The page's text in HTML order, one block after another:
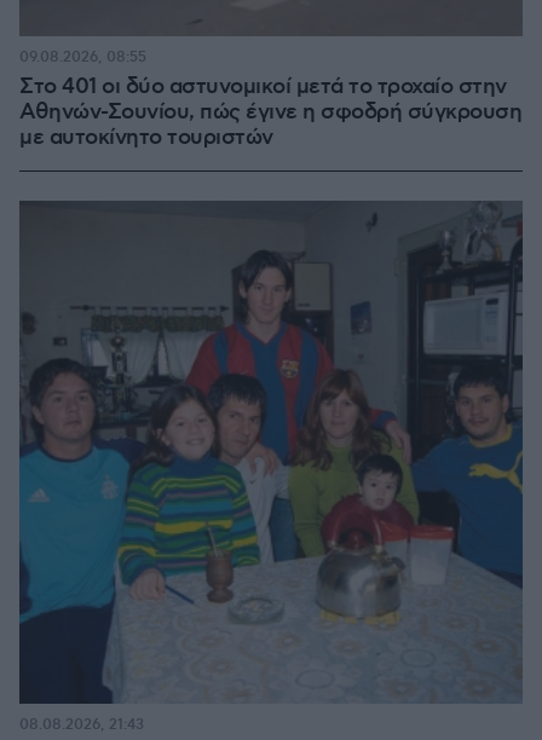
Στο 401 οι δύο αστυνομικοί μετά το τροχαίο στην
Αθηνών-Σουνίου, πώς έγινε η σφοδρή σύγκρουση
με αυτοκίνητο τουριστών
09.08.2026, 08:55
08.08.2026, 21:43